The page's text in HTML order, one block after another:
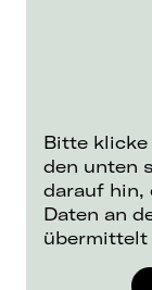
Bitte
den unten
darauf hin,
Daten an
übermittelt